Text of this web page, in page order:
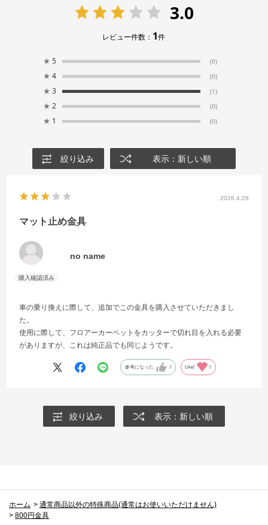
3.0
レビュー件数： 1件
★ 5 (0)
★ 4 (0)
★ 3 (1)
★ 2 (0)
★ 1 (0)
絞り込み 表示：新しい順
2026.4.29
マット止め金具
no name
車の乗り換えに際して、追加でこの金具を購入させていただきまし
た。
使用に際して、フロアーカーペットをカッターで切れ目を入れる必要
がありますが、これは純正品でも同じようです。
参考になった 0 Like! 0
絞り込み 表示：新しい順
ホーム > 通常商品以外の特殊商品(通常はお使いいただけません)
> 800円金具